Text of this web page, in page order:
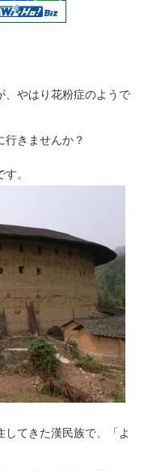
、やはり花粉症のようで
行きませんか？
。
てきた漢民族で、「よ